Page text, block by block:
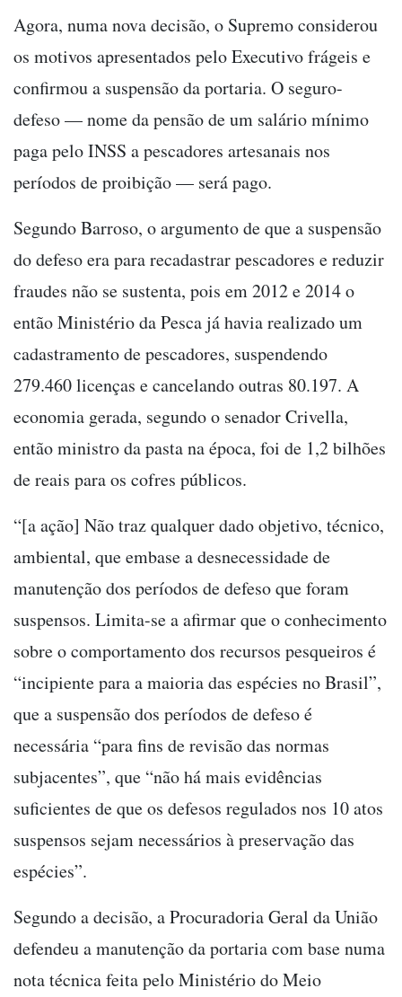
Agora, numa nova decisão, o Supremo considerou
os motivos apresentados pelo Executivo frágeis e
confirmou a suspensão da portaria. O seguro-
defeso — nome da pensão de um salário mínimo
paga pelo INSS a pescadores artesanais nos
períodos de proibição — será pago.
Segundo Barroso, o argumento de que a suspensão
do defeso era para recadastrar pescadores e reduzir
fraudes não se sustenta, pois em 2012 e 2014 o
então Ministério da Pesca já havia realizado um
cadastramento de pescadores, suspendendo
279.460 licenças e cancelando outras 80.197. A
economia gerada, segundo o senador Crivella,
então ministro da pasta na época, foi de 1,2 bilhões
de reais para os cofres públicos.
“[a ação] Não traz qualquer dado objetivo, técnico,
ambiental, que embase a desnecessidade de
manutenção dos períodos de defeso que foram
suspensos. Limita-se a afirmar que o conhecimento
sobre o comportamento dos recursos pesqueiros é
“incipiente para a maioria das espécies no Brasil”,
que a suspensão dos períodos de defeso é
necessária “para fins de revisão das normas
subjacentes”, que “não há mais evidências
suficientes de que os defesos regulados nos 10 atos
suspensos sejam necessários à preservação das
espécies”.
Segundo a decisão, a Procuradoria Geral da União
defendeu a manutenção da portaria com base numa
nota técnica feita pelo Ministério do Meio